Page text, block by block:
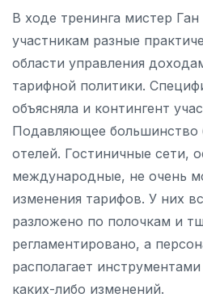
В ходе тренинга мистер
участникам разные
области управления
тарифной политики.
объясняла и контингент
Подавляющее большинство
отелей. Гостиничные сети,
международные, не очень
изменения тарифов. У них
разложено по полочкам и
регламентировано, а
располагает
каких-либо изменений.